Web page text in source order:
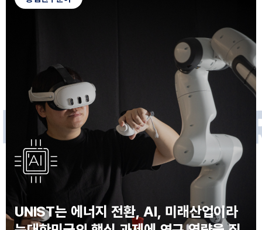
CA S
R
FU TU RE
NNOVATO
S
UNIST는 에너지 전환, AI, 미래산업이라